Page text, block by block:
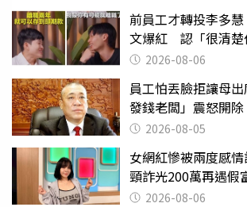
前員工才轉投李多
文爆紅 認「很清楚
2026-08-06
員工怕丟臉拒讓母
發錢老闆」震怒開
2026-08-05
女網紅慘被兩度感
頸詐光200萬再遇假
2000萬」
2026-08-06